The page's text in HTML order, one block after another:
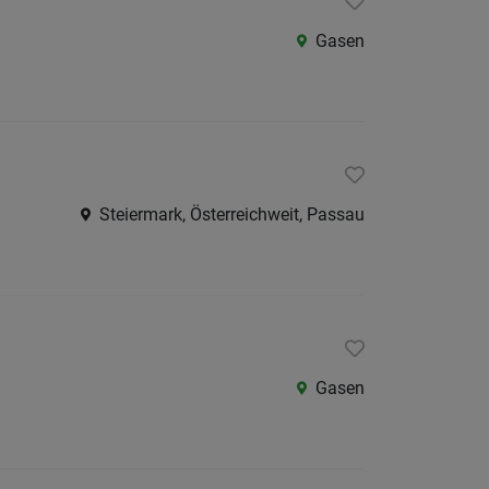
Gasen
Steiermark, Österreichweit, Passau
Gasen